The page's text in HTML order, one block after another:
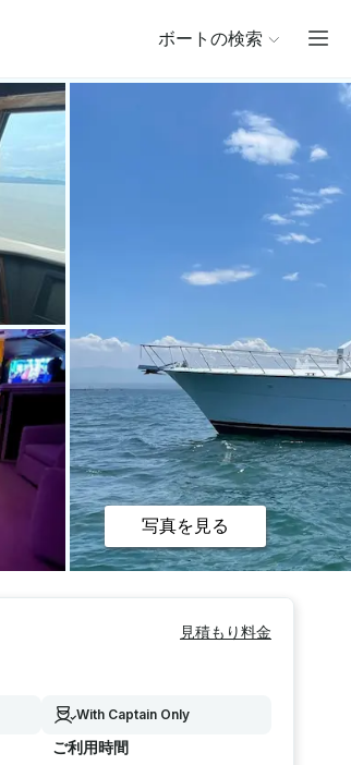
ボートの検索
写真を見る
見積もり料金
With Captain Only
ご利用時間